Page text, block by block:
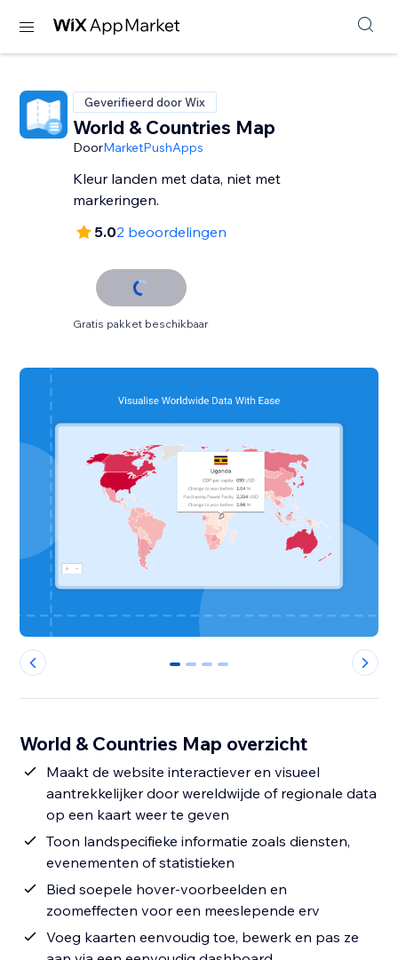
Geverifieerd door Wix
World & Countries Map
DoorMarketPushApps
Kleur landen met data, niet met
markeringen.
5.02 beoordelingen
Gratis pakket beschikbaar
0 1 2 3
World & Countries Map overzicht
Maakt de website interactiever en visueel
aantrekkelijker door wereldwijde of regionale data
op een kaart weer te geven
Toon landspecifieke informatie zoals diensten,
evenementen of statistieken
Bied soepele hover-voorbeelden en
zoomeffecten voor een meeslepende erv
Voeg kaarten eenvoudig toe, bewerk en pas ze